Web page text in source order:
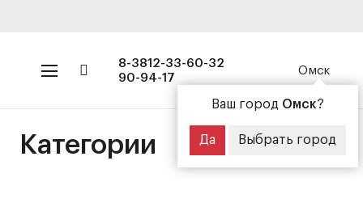
8-3812-33-60-32
90-94-17
Омск
Ваш город Омск?
Да Выбрать город
Категории